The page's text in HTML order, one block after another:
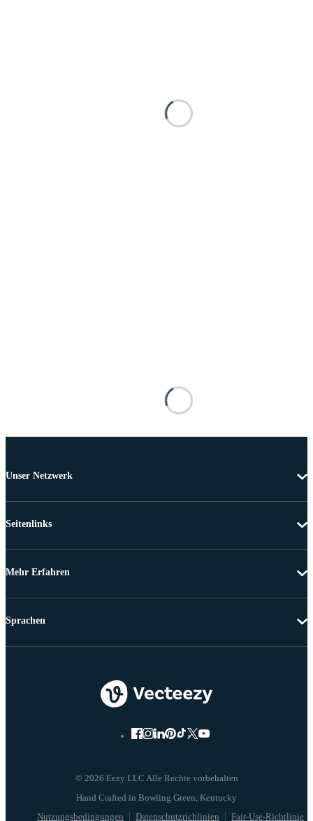
Unser Netzwerk
Seitenlinks
Mehr Erfahren
© 2026 Eezy LLC Alle Rechte vorbehalten
Nutzungsbedingungen Datenschutzrichlinien Fair-Use-Richtlinie
Sprachen